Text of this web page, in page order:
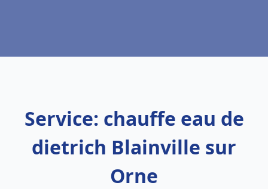
Service: chauffe eau de
dietrich Blainville sur
Orne